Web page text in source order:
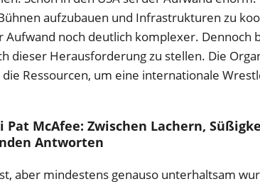
aufzubauen und Infrastrukturen zu
Aufwand noch deutlich komplexer. Dennoch
dieser Herausforderung zu stellen. Die
Ressourcen, um eine internationale
Pat McAfee: Zwischen Lachern,
Antworten
aber mindestens genauso unterhaltsam